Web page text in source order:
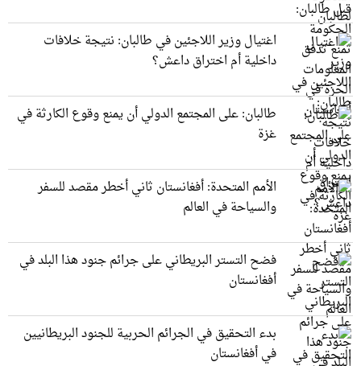
اغتيال وزير اللاجئين في طالبان: نتيجة خلافات
داخلية أم اختراق داعش؟
طالبان: على المجتمع الدولي أن يمنع وقوع الكارثة في
غزة
الأمم المتحدة: أفغانستان ثاني أخطر مقصد للسفر
والسياحة في العالم
فضح التستر البريطاني على جرائم جنود هذا البلد في
أفغانستان
بدء التحقيق في الجرائم الحربیة للجنود البريطانيین
في أفغانستان